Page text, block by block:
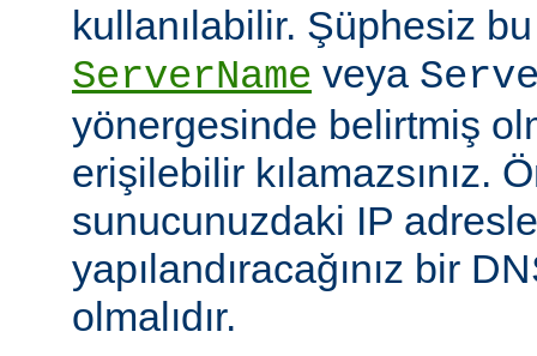
kullanılabilir. Şüphesiz
ServerName veya
yönergesinde belirtmiş
erişilebilir kılamazsınız.
sunucunuzdaki IP
yapılandıracağınız bir
olmalıdır.